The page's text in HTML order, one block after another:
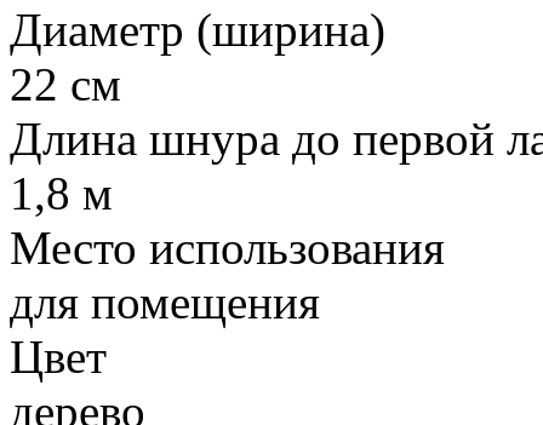
Диаметр (ширина)
22 см
Длина шнура до первой
1,8 м
Место использования
для помещения
Цвет
дерево